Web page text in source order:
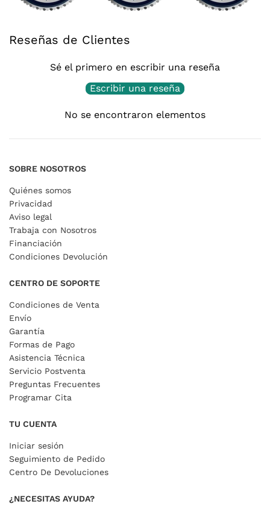
Reseñas de Clientes
Sé el primero en escribir una reseña
Escribir una reseña
No se encontraron elementos
SOBRE NOSOTROS
Quiénes somos
Privacidad
Aviso legal
Trabaja con Nosotros
Financiación
Condiciones Devolución
CENTRO DE SOPORTE
Condiciones de Venta
Envío
Garantía
Formas de Pago
Asistencia Técnica
Servicio Postventa
Preguntas Frecuentes
Programar Cita
TU CUENTA
Iniciar sesión
Seguimiento de Pedido
Centro De Devoluciones
¿NECESITAS AYUDA?